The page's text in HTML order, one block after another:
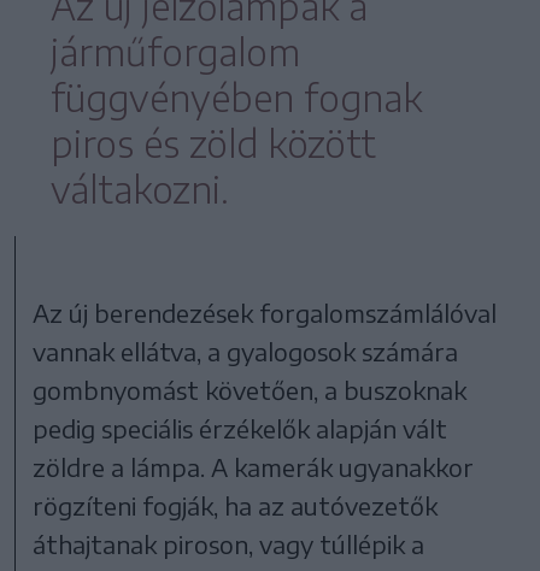
járműforgalom
függvényében fognak
piros és zöld között
váltakozni.
Az új berendezések forgalomszámlálóval
vannak ellátva, a gyalogosok számára
gombnyomást követően, a buszoknak
pedig speciális érzékelők alapján vált
zöldre a lámpa. A kamerák ugyanakkor
rögzíteni fogják, ha az autóvezetők
áthajtanak piroson, vagy túllépik a